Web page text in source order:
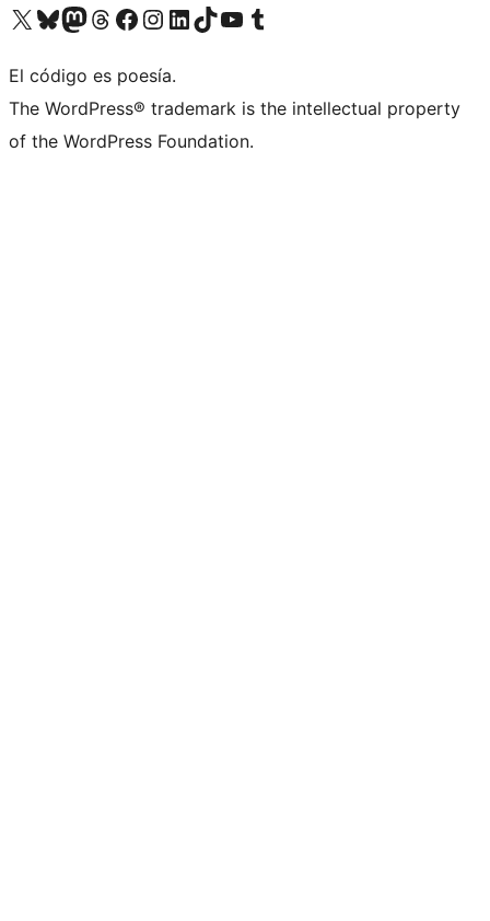
Visitá nuestra cuenta de X (anteriormente Twitter)
Visitá nuestra cuenta de Bluesky
Visitá nuestra cuenta de Mastodon
Visitá nuestra cuenta de Threads
Visitá nuestra página de Facebook
Visitá nuestra cuenta de Instagram
Visitá nuestra cuenta de LinkedIn
Visitá nuestra cuenta de TikTok
Visitá nuestro canal de YouTube
Visitá nuestra cuenta de Tumblr
El código es poesía.
The WordPress® trademark is the intellectual property
of the WordPress Foundation.